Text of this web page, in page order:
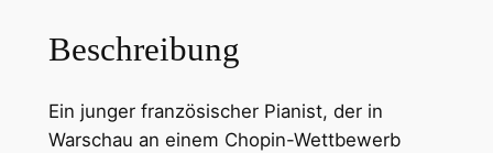
Beschreibung
Ein junger französischer Pianist, der in
Warschau an einem Chopin-Wettbewerb